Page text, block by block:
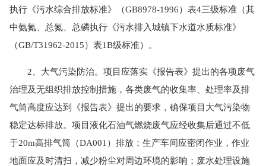
执行《污水综合排放标准》（GB8978-1996）表4三级标准（其
中氨氮、总氮、总磷执行《污水排入城镇下水道水质标准》
（GB/T31962-2015）表1B级标准）。
2、大气污染防治。项目应落实《报告表》提出的各项废气
治理及无组织排放控制措施，各类废气的收集率、处理率及排
气筒高度应达到《报告表》提出的要求，确保项目大气污染物
稳定达标排放。项目液化石油气燃烧废气应经收集后通过不低
于20m高排气筒（DA001）排放；生产车间应密闭作业，作业
地面应及时清扫，减少粉尘对周边环境的影响；废水处理设施